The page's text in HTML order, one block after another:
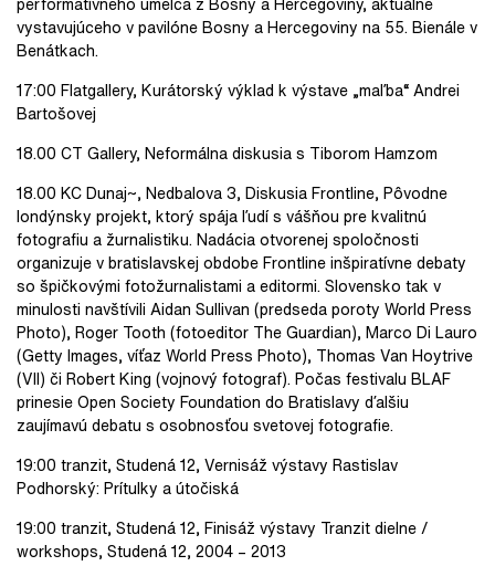
vystavujúceho v pavilóne Bosny a Hercegoviny na 55. Bienále v
Benátkach.
17:00 Flatgallery, Kurátorský výklad k výstave „maľba“ Andrei
Bartošovej
18.00 CT Gallery, Neformálna diskusia s Tiborom Hamzom
18.00 KC Dunaj~, Nedbalova 3, Diskusia Frontline, Pôvodne
londýnsky projekt, ktorý spája ľudí s vášňou pre kvalitnú
fotografiu a žurnalistiku. Nadácia otvorenej spoločnosti
organizuje v bratislavskej obdobe Frontline inšpiratívne debaty
so špičkovými fotožurnalistami a editormi. Slovensko tak v
minulosti navštívili Aidan Sullivan (predseda poroty World Press
Photo), Roger Tooth (fotoeditor The Guardian), Marco Di Lauro
(Getty Images, víťaz World Press Photo), Thomas Van Hoytrive
(VII) či Robert King (vojnový fotograf). Počas festivalu BLAF
prinesie Open Society Foundation do Bratislavy ďalšiu
zaujímavú debatu s osobnosťou svetovej fotografie.
19:00 tranzit, Studená 12, Vernisáž výstavy Rastislav
Podhorský: Prítulky a útočiská
19:00 tranzit, Studená 12, Finisáž výstavy Tranzit dielne /
workshops, Studená 12, 2004 – 2013